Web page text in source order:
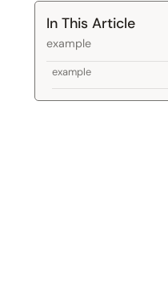
In This Article
example
example